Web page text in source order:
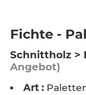
Fichte -
Schnittholz >
Angebot)
Art :